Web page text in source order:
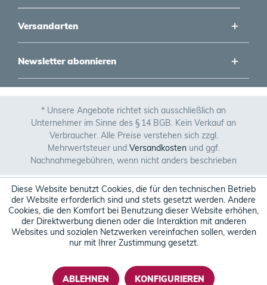
Versandarten
Newsletter abonnieren
* Unsere Angebote richtet sich ausschließlich an
Unternehmer im Sinne des § 14 BGB. Kein Verkauf an
Verbraucher. Alle Preise verstehen sich zzgl.
Mehrwertsteuer und Versandkostenund ggf.
Nachnahmegebühren, wenn nicht anders beschrieben
Diese Website benutzt Cookies, die für den technischen Betrieb
der Website erforderlich sind und stets gesetzt werden. Andere
Cookies, die den Komfort bei Benutzung dieser Website erhöhen,
der Direktwerbung dienen oder die Interaktion mit anderen
Websites und sozialen Netzwerken vereinfachen sollen, werden
nur mit Ihrer Zustimmung gesetzt.
ABLEHNEN KONFIGURIEREN